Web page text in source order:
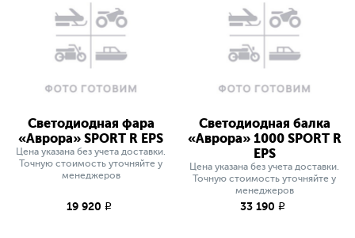
Светодиодная фара
«Аврора» SPORT R EPS
Цена указана без учета доставки.
Точную стоимость уточняйте у
менеджеров
19 920 q
Светодиодная балка
«Аврора» 1000 SPORT R
EPS
Цена указана без учета доставки.
Точную стоимость уточняйте у
менеджеров
33 190 q